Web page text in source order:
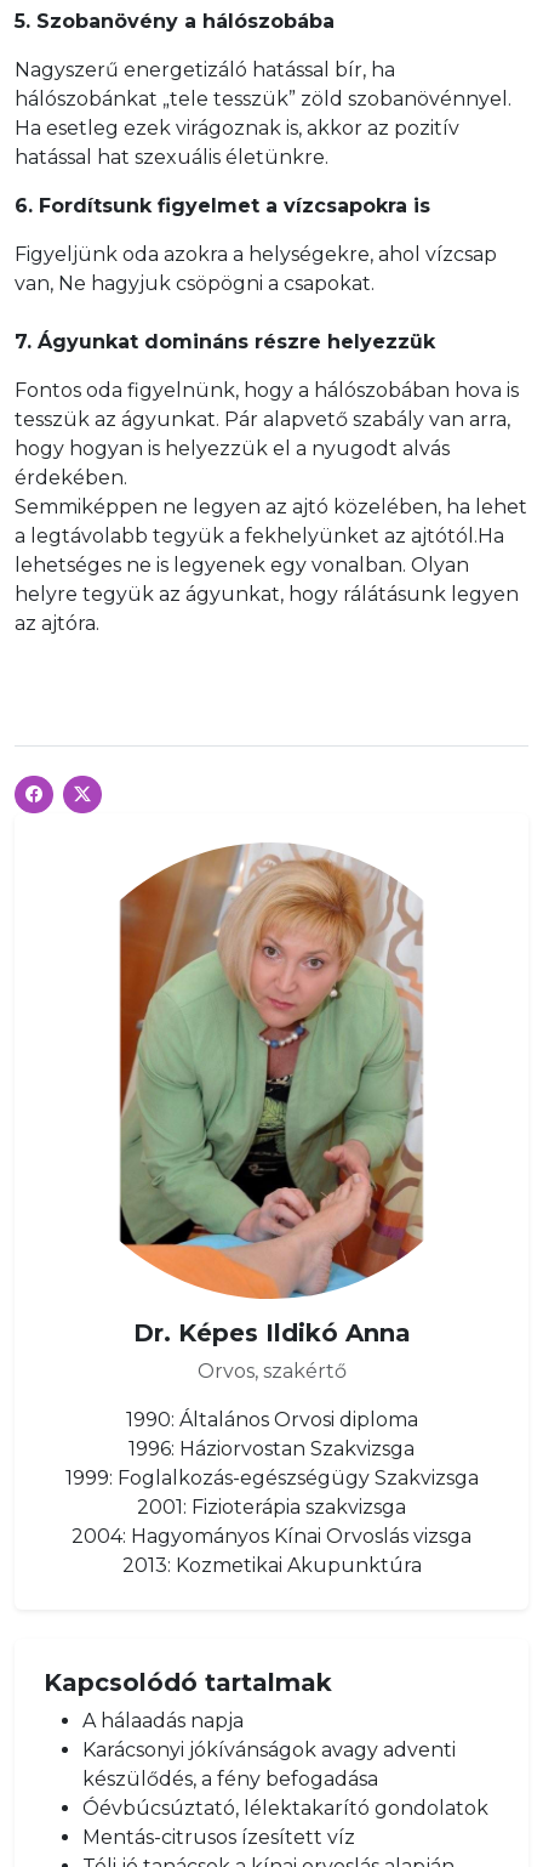
5. Szobanövény a hálószobába
Nagyszerű energetizáló hatással bír, ha
hálószobánkat „tele tesszük” zöld szobanövénnyel.
Ha esetleg ezek virágoznak is, akkor az pozitív
hatással hat szexuális életünkre.
6. Fordítsunk figyelmet a vízcsapokra is
Figyeljünk oda azokra a helységekre, ahol vízcsap
van, Ne hagyjuk csöpögni a csapokat.
7. Ágyunkat domináns részre helyezzük
Fontos oda figyelnünk, hogy a hálószobában hova is
tesszük az ágyunkat. Pár alapvető szabály van arra,
hogy hogyan is helyezzük el a nyugodt alvás
érdekében.
Semmiképpen ne legyen az ajtó közelében, ha lehet
a legtávolabb tegyük a fekhelyünket az ajtótól.Ha
lehetséges ne is legyenek egy vonalban. Olyan
helyre tegyük az ágyunkat, hogy rálátásunk legyen
az ajtóra.
Dr. Képes Ildikó Anna
Orvos, szakértő
1990: Általános Orvosi diploma
1996: Háziorvostan Szakvizsga
1999: Foglalkozás-egészségügy Szakvizsga
2001: Fizioterápia szakvizsga
2004: Hagyományos Kínai Orvoslás vizsga
2013: Kozmetikai Akupunktúra
Kapcsolódó tartalmak
A hálaadás napja
Karácsonyi jókívánságok avagy adventi
készülődés, a fény befogadása
Óévbúcsúztató, lélektakarító gondolatok
Mentás-citrusos ízesített víz